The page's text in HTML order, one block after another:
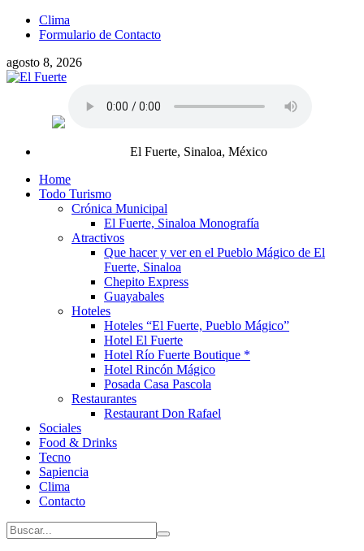
Clima
Formulario de Contacto
agosto 8, 2026
El Fuerte, Sinaloa, México
Home
Todo Turismo
Crónica Municipal
El Fuerte, Sinaloa Monografía
Atractivos
Que hacer y ver en el Pueblo Mágico de El
Fuerte, Sinaloa
Chepito Express
Guayabales
Hoteles
Hoteles “El Fuerte, Pueblo Mágico”
Hotel El Fuerte
Hotel Río Fuerte Boutique *
Hotel Rincón Mágico
Posada Casa Pascola
Restaurantes
Restaurant Don Rafael
Sociales
Food & Drinks
Tecno
Sapiencia
Clima
Contacto